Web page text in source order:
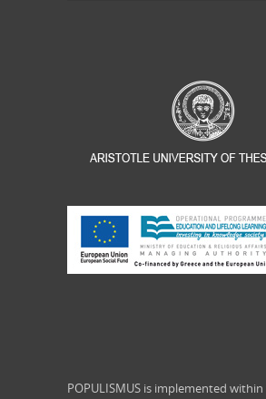
POPULISMUS is implemented